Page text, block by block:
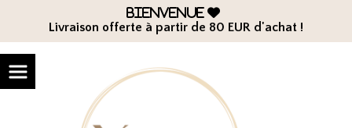
Bienvenue 
Livraison offerte à partir de 80 EUR d'achat !
Panneau de gestion des cookies